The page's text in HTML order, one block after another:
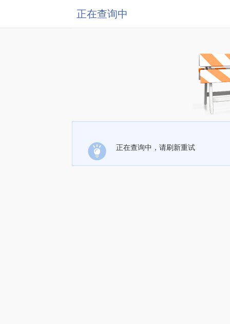
正在查询中
正在查询中，请刷新重试